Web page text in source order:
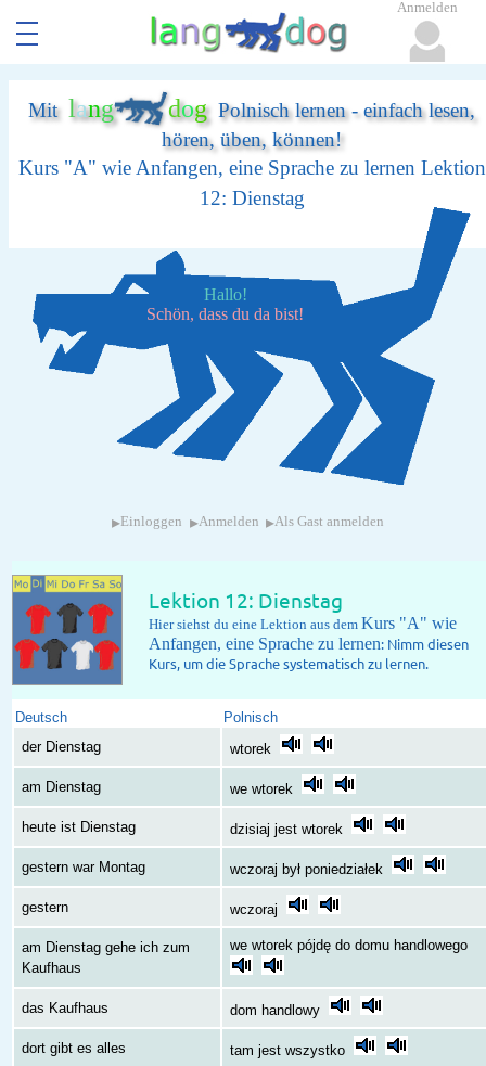
Mit lang dogPolnisch lernen - einfach lesen,
hören, üben, können!
Kurs "A" wie Anfangen, eine Sprache zu lernen Lektion
12: Dienstag
Hallo!
Schön, dass du da bist!
▸ Einloggen ▸Anmelden ▸Als Gast anmelden
Lektion 12: Dienstag
Hier siehst du eine Lektion aus dem Kurs "A" wie
Anfangen, eine Sprache zu lernen: Nimm diesen
Kurs, um die Sprache systematisch zu lernen.
Deutsch
Polnisch
der Dienstag
wtorek
am Dienstag we wtorek
heute ist Dienstag dzisiaj jest wtorek
gestern war Montag wczoraj był poniedziałek
gestern wczoraj
am Dienstag gehe ich zum
Kaufhaus
we wtorek pójdę do domu handlowego
das Kaufhaus dom handlowy
dort gibt es alles tam jest wszystko
Anmelden